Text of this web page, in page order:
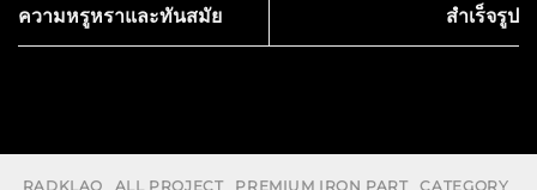
ความหรูหราและทันสมัย
สำเร็จรูป
RADKLAO ALL PROJECT PREMIUM IRON PART CATEGORY